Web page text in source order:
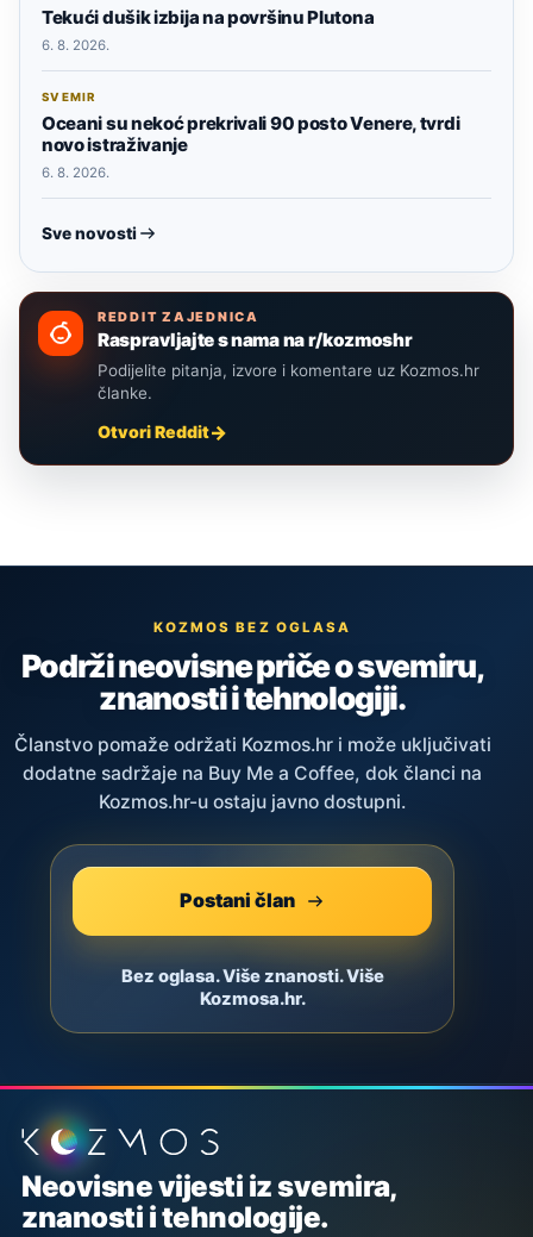
Tekući dušik izbija na površinu Plutona
6. 8. 2026.
SVEMIR
Oceani su nekoć prekrivali 90 posto Venere, tvrdi
novo istraživanje
6. 8. 2026.
Sve novosti
REDDIT ZAJEDNICA
Raspravljajte s nama na r/kozmoshr
Podijelite pitanja, izvore i komentare uz Kozmos.hr
članke.
Otvori Reddit
KOZMOS BEZ OGLASA
Podrži neovisne priče o svemiru,
znanosti i tehnologiji.
Članstvo pomaže održati Kozmos.hr i može uključivati
dodatne sadržaje na Buy Me a Coffee, dok članci na
Kozmos.hr-u ostaju javno dostupni.
Postani član
Bez oglasa. Više znanosti. Više
Kozmosa.hr.
Podnožje stranice
Neovisne vijesti iz svemira,
znanosti i tehnologije.